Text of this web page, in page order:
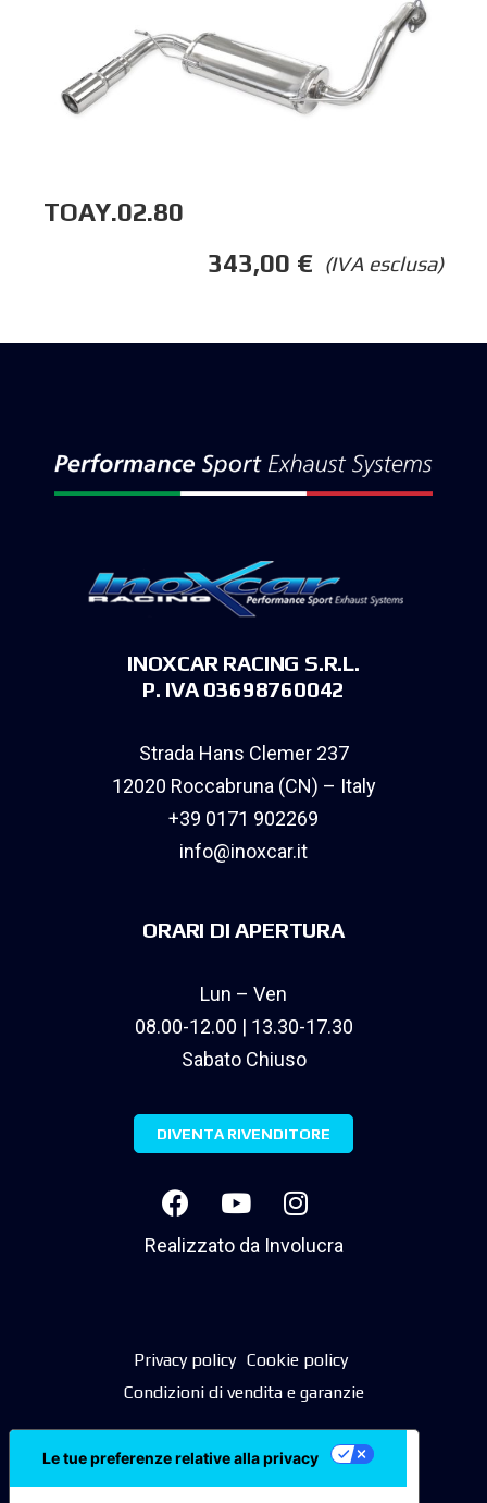
TOAY.02.80
(IVA esclusa)
343,00 €
INOXCAR RACING S.R.L.
P. IVA 03698760042
Strada Hans Clemer 237
12020 Roccabruna (CN) – Italy
+39 0171 902269
info@inoxcar.it
ORARI DI APERTURA
Lun – Ven
08.00-12.00 | 13.30-17.30
Sabato Chiuso
DIVENTA RIVENDITORE
Realizzato da Involucra
Privacy policy Cookie policy
Condizioni di vendita e garanzie
Le tue preferenze relative alla privacy